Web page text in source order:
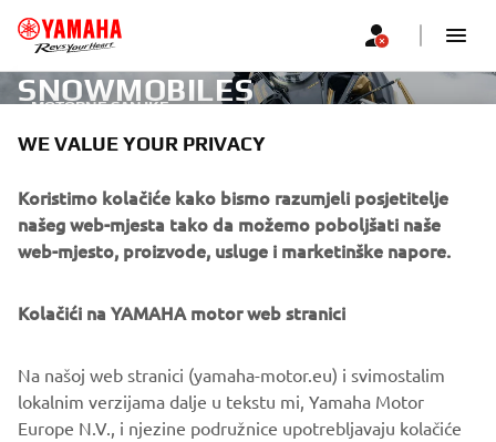
MOTORNE SANJKE
SNOWMOBILES
CORPORATE
FOR BUSINESS
MORE YAMAHA
SUPPORT
WE VALUE YOUR PRIVACY
Koristimo kolačiće kako bismo razumjeli posjetitelje
našeg web-mjesta tako da možemo poboljšati naše
web-mjesto, proizvode, usluge i marketinške napore.
Kolačići na YAMAHA motor web stranici
Na našoj web stranici (yamaha-motor.eu) i svimostalim
lokalnim verzijama dalje u tekstu mi, Yamaha Motor
Europe N.V., i njezine podružnice upotrebljavaju kolačiće